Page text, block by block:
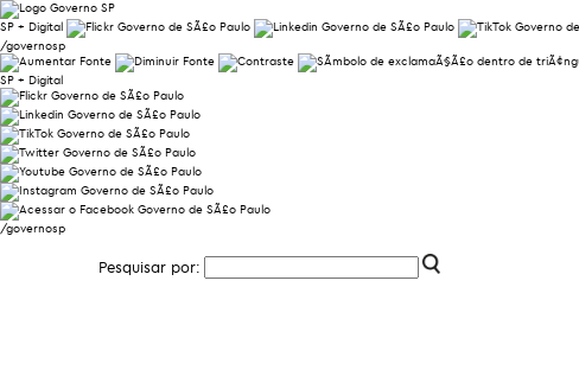
SP + Digital
/governosp
SP + Digital
/governosp
Pesquisar por: